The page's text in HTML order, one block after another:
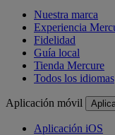
Nuestra marca
Experiencia
Fidelidad
Guía local
Tienda Mercure
Todos los idiomas
Aplicación móvil
Aplicación iOS